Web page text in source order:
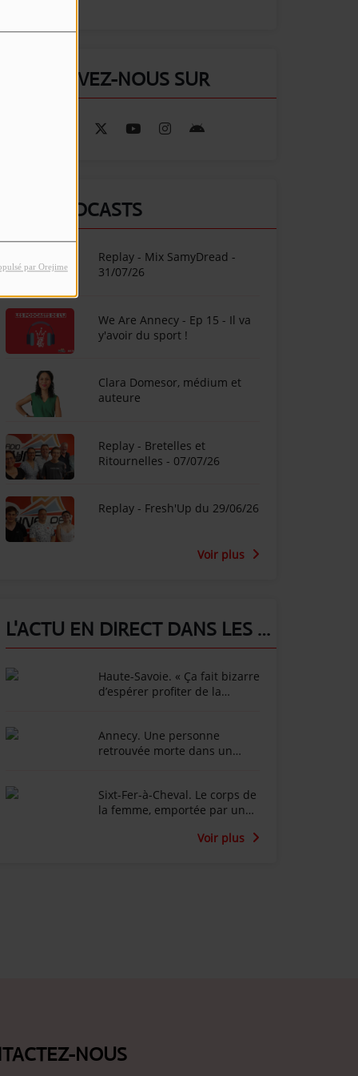
par Orejime
RETROUVEZ-NOUS SUR
NOS PODCASTS
Replay - Mix SamyDread -
31/07/26
We Are Annecy - Ep 15 - Il va
y'avoir du sport !
Clara Domesor, médium et
auteure
Replay - Bretelles et
Ritournelles - 07/07/26
Replay - Fresh'Up du 29/06/26
Voir plus
L'ACTU EN DIRECT DANS LES ALPES !
Haute-Savoie. « Ça fait bizarre
d’espérer profiter de la
la mort d'une femme de 56
ans
Annecy. Une personne
retrouvée morte dans un
Sixt-Fer-à-Cheval. Le corps de
la femme, emportée par une
Voir plus
NOUS